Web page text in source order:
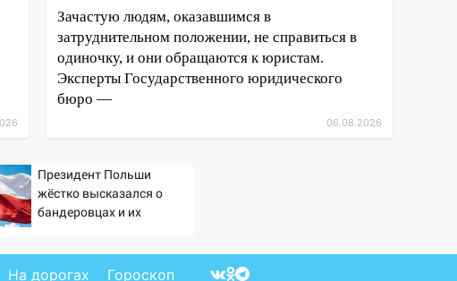
Зачастую людям, оказавшимся в
затруднительном положении, не справиться в
одиночку, и они обращаются к юристам.
Эксперты Государственного юридического
бюро —
06.08.2026
Президент Польши
жёстко высказался о
бандеровцах и их
На дорогах Гороскоп